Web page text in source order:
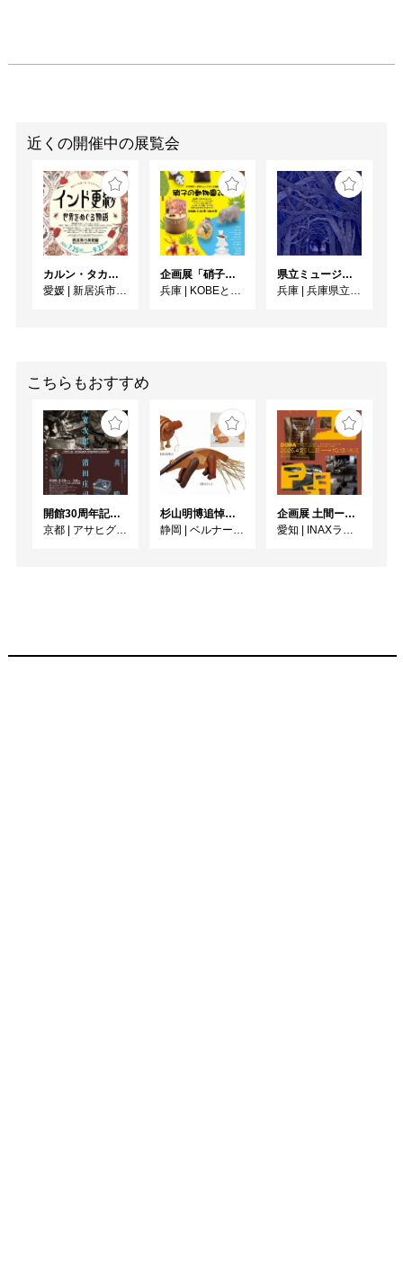
近くの開催中の展覧会
カルン・タカール・コレクション インド更紗 世界をめぐる物語
愛媛
新居浜市美術館
企画展「硝子の動物園 2026」
兵庫
KOBEとんぼ玉ミュージアム
県立ミュージアムズ連携企画 ミュージアムのミステリー
兵庫
兵庫県立美術館
こちらもおすすめ
開館30周年記念 山本爲三郎・河井寬次郎没後60年記念 「共鳴 河井寬次郎 × 濱田庄司 ー山本爲三郎コレクションより」
京都
アサヒグループ大山崎山荘美術館
杉山明博追悼展 木とわたし―木工の妙技と美術教育
静岡
ベルナール・ビュフェ美術館
企画展 土間ーつくって、つかって、再発見ー
愛知
INAXライブミュージアム